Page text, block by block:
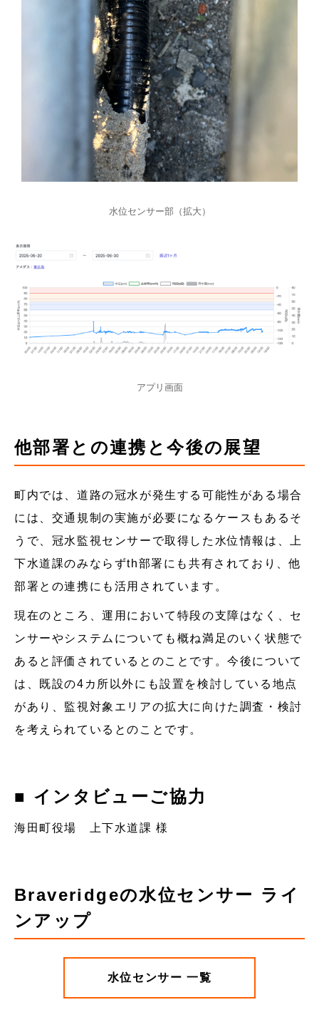
水位センサー部（拡大）
アプリ画面
他部署との連携と今後の展望
町内では、道路の冠水が発生する可能性がある場合
には、交通規制の実施が必要になるケースもあるそ
うで、冠水監視センサーで取得した水位情報は、上
下水道課のみならずth部署にも共有されており、他
部署との連携にも活用されています。
現在のところ、運用において特段の支障はなく、セ
ンサーやシステムについても概ね満足のいく状態で
あると評価されているとのことです。今後について
は、既設の4カ所以外にも設置を検討している地点
があり、監視対象エリアの拡大に向けた調査・検討
を考えられているとのことです。
■ インタビューご協力
海田町役場 上下水道課 様
Braveridgeの水位センサー ライ
ンアップ
水位センサー 一覧